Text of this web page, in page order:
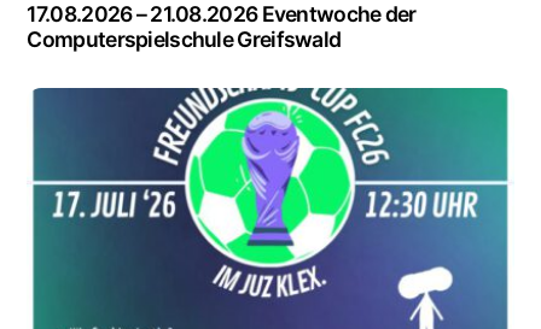
17.08.2026 – 21.08.2026 Eventwoche der
Computerspielschule Greifswald